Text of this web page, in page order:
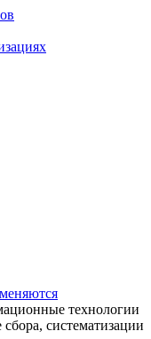
технологии
систематизации